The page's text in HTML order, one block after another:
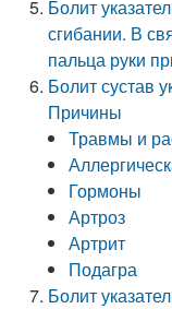
Болит
сгибании. В
пальца руки
Болит сустав
Причины
Травмы и
Гормоны
Артроз
Артрит
Подагра
Болит